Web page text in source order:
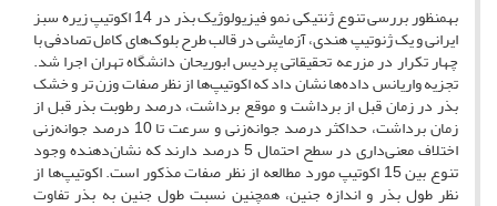
به­منظور بررسی تنوع ژنتیکی نمو فیزیولوژیک بذر در 14 اکوتیپ‌ زیره سبز
ایرانی و یک ژنوتیپ هندی، آزمایشی در قالب طرح بلوک‌های کامل تصادفی با
چهار تکرار در مزرعه تحقیقاتی پردیس ابوریحان دانشگاه تهران اجرا شد.
تجزیه واریانس داده‌ها نشان داد که اکوتیپ‌ها از نظر صفات وزن تر و خشک
بذر در زمان قبل از برداشت و موقع برداشت، درصد رطوبت بذر قبل از
زمان برداشت، حداکثر درصد جوانه‌زنی و سرعت تا 10 درصد جوانه‌زنی
اختلاف معنی‌داری در سطح احتمال 5 درصد دارند که نشان‌دهنده‌ وجود
تنوع بین 15 اکوتیپ مورد مطالعه از نظر صفات مذکور است. اکوتیپ‌ها از
نظر طول بذر و اندازه جنین، همچنین نسبت طول جنین به بذر تفاوت